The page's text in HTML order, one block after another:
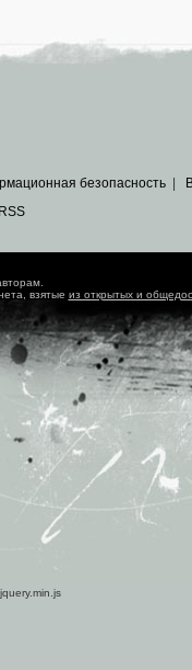
безопасность
взятые из открытых и